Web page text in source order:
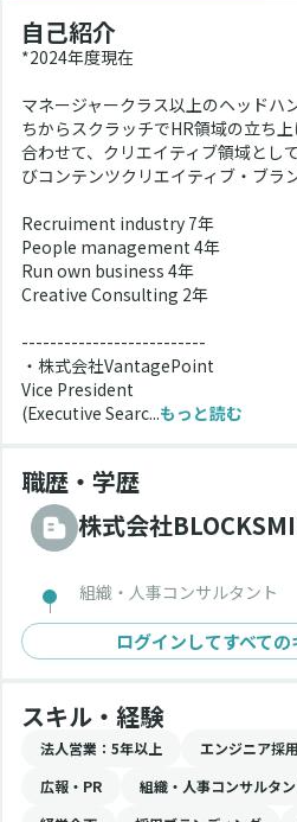
自己紹介
*2024年度現在
マネージャークラス以上のヘッドハ
ちからスクラッチでHR領域の立ち上
合わせて、クリエイティブ領域とし
びコンテンツクリエイティブ・ブラ
Recruiment industry 7年
People management 4年
Run own business 4年
Creative Consulting 2年
--------------------------
・株式会社VantagePoint
Vice President
(Executive Searc...もっと読む
職歴・学歴
株式会社
組織・人事コンサルタント
ログインしてすべて
スキル・経験
法人営業 ：5年以上 エンジニア採用
広報・PR
組織・人事コンサルタ